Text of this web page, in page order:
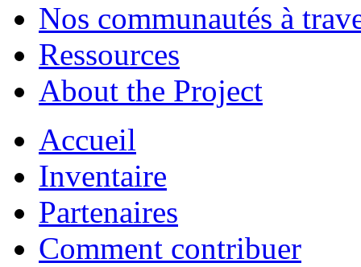
Nos communautés à
Ressources
About the Project
Accueil
Inventaire
Partenaires
Comment contribuer